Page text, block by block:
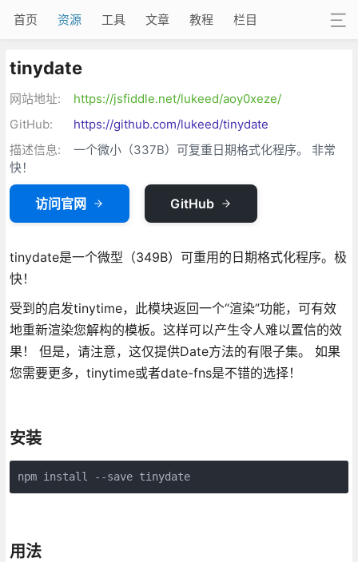
首页 资源 工具 文章 教程 栏目
tinydate
网站地址:
https://jsfiddle.net/lukeed/aoy0xeze/
GitHub:
https://github.com/lukeed/tinydate
描述信息:
一个微小（337B）可复重日期格式化程序。 非常
快！
访问官网 GitHub
tinydate是一个微型（349B）可重用的日期格式化程序。极
快！
受到的启发tinytime，此模块返回一个“渲染”功能，可有效
地重新渲染您解构的模板。这样可以产生令人难以置信的效
果！ 但是，请注意，这仅提供Date方法的有限子集。 如果
您需要更多，tinytime或者date-fns是不错的选择！
安装
npm install --save tinydate
用法